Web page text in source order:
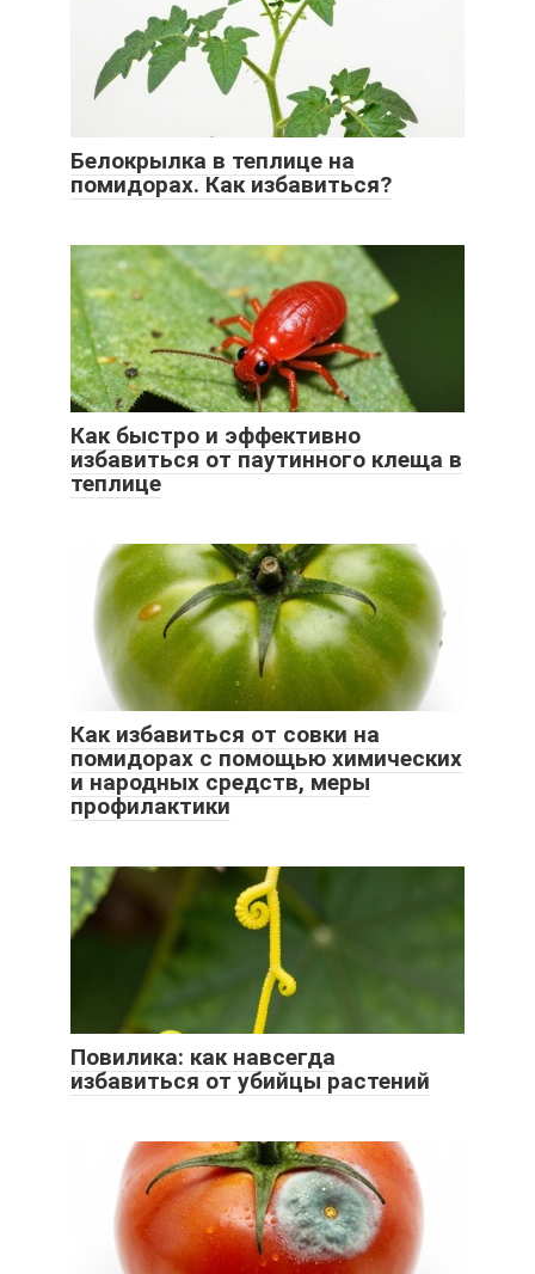
Белокрылка в теплице на
помидорах. Как избавиться?
Как быстро и эффективно
избавиться от паутинного клеща в
теплице
Как избавиться от совки на
помидорах с помощью химических
и народных средств, меры
профилактики
Повилика: как навсегда
избавиться от убийцы растений